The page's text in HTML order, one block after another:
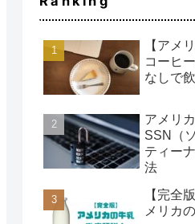
【アメ
コーヒ
なしで
アメリ
SSN（
ティー
法
【完全
メリカ